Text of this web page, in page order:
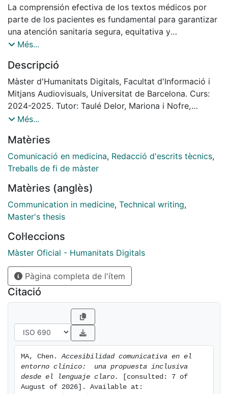
La comprensión efectiva de los textos médicos por
parte de los pacientes es fundamental para garantizar
una atención sanitaria segura, equitativa y
participativa. Sin embargo, muchos documentos
dificulta su comprensión. Este Trabajo Fin de Máster
aborda esta problemática mediante la aplicación de un
proceso de simplificación textual a documentos
médicos reales, con el fin de mejorar su legibilidad y
adecuación al público general.
is essential for safe, equitable, and participatory
healthcare. However, many clinical documents are
written in language that exceeds the reading
Thesis addresses this issue through a process of
textual simplification applied to real medical
documents, aiming to improve their readability and
Més...
Descripció
Màster d'Humanitats Digitals, Facultat d'Informació i
Mitjans Audiovisuals, Universitat de Barcelona. Curs:
2024-2025. Tutor: Taulé Delor, Mariona i Nofre,
Montserrat.
Més...
Matèries
Comunicació en medicina, Redacció d'escrits tècnics,
Treballs de fi de màster
Matèries (anglès)
Communication in medicine, Technical writing,
Master's thesis
Col·leccions
Màster Oficial - Humanitats Digitals
Pàgina completa de l'ítem
Citació
MA, Chen. Accesibilidad comunicativa en el
entorno clínico:  una propuesta inclusiva
desde el lenguaje claro.
[consulted: 7 of
August of 2026]. Available at: